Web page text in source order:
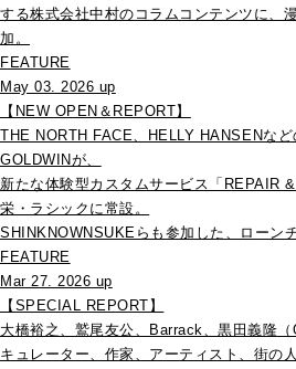
する株式会社中村のコラムコンテンツに、
加。
FEATURE
May 03. 2026 up
【NEW OPEN＆REPORT】
THE NORTH FACE、HELLY HANSENな
GOLDWINが、
新たな体験型カスタムサービス「REPAIR
栄・ラシックに常設。
SHINKNOWNSUKEらも参加した、ローン
FEATURE
Mar 27. 2026 up
【SPECIAL REPORT】
大橋裕之、鷲尾友公、Barrack、黒田義隆（
キュレーター、作家、アーティスト、街の